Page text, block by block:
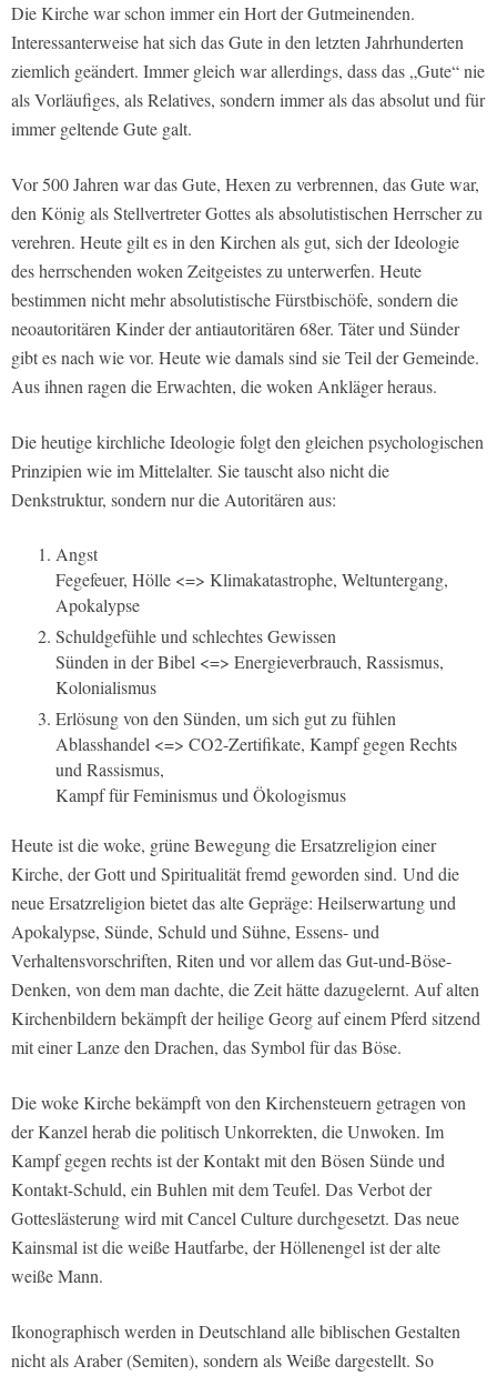
Die Kirche war schon immer ein Hort der Gutmeinenden.
Interessanterweise hat sich das Gute in den letzten Jahrhunderten
ziemlich geändert. Immer gleich war allerdings, dass das „Gute“ nie
als Vorläufiges, als Relatives, sondern immer als das absolut und für
immer geltende Gute galt.
Vor 500 Jahren war das Gute, Hexen zu verbrennen, das Gute war,
den König als Stellvertreter Gottes als absolutistischen Herrscher zu
verehren. Heute gilt es in den Kirchen als gut, sich der Ideologie
des herrschenden woken Zeitgeistes zu unterwerfen. Heute
bestimmen nicht mehr absolutistische Fürstbischöfe, sondern die
neoautoritären Kinder der antiautoritären 68er. Täter und Sünder
gibt es nach wie vor. Heute wie damals sind sie Teil der Gemeinde.
Aus ihnen ragen die Erwachten, die woken Ankläger heraus.
Die heutige kirchliche Ideologie folgt den gleichen psychologischen
Prinzipien wie im Mittelalter. Sie tauscht also nicht die
Denkstruktur, sondern nur die Autoritären aus:
Angst
Fegefeuer, Hölle <=> Klimakatastrophe, Weltuntergang,
Apokalypse
Schuldgefühle und schlechtes Gewissen
Sünden in der Bibel <=> Energieverbrauch, Rassismus,
Kolonialismus
Erlösung von den Sünden, um sich gut zu fühlen
Ablasshandel <=> CO2-Zertifikate, Kampf gegen Rechts
und Rassismus,
Kampf für Feminismus und Ökologismus
Heute ist die woke, grüne Bewegung die Ersatzreligion einer
Kirche, der Gott und Spiritualität fremd geworden sind. Und die
neue Ersatzreligion bietet das alte Gepräge: Heilserwartung und
Apokalypse, Sünde, Schuld und Sühne, Essens- und
Verhaltensvorschriften, Riten und vor allem das Gut-und-Böse-
Denken, von dem man dachte, die Zeit hätte dazugelernt. Auf alten
Kirchenbildern bekämpft der heilige Georg auf einem Pferd sitzend
mit einer Lanze den Drachen, das Symbol für das Böse.
Die woke Kirche bekämpft von den Kirchensteuern getragen von
der Kanzel herab die politisch Unkorrekten, die Unwoken. Im
Kampf gegen rechts ist der Kontakt mit den Bösen Sünde und
Kontakt-Schuld, ein Buhlen mit dem Teufel. Das Verbot der
Gotteslästerung wird mit Cancel Culture durchgesetzt. Das neue
Kainsmal ist die weiße Hautfarbe, der Höllenengel ist der alte
weiße Mann.
Ikonographisch werden in Deutschland alle biblischen Gestalten
nicht als Araber (Semiten), sondern als Weiße dargestellt. So